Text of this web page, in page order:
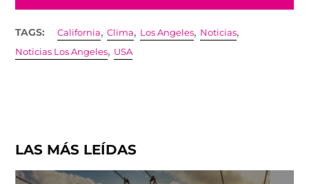
TAGS: California,Clima, Los Angeles, Noticias,
Noticias Los Angeles, USA
LAS MÁS LEÍDAS